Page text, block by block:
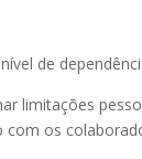
de
limitações
com os